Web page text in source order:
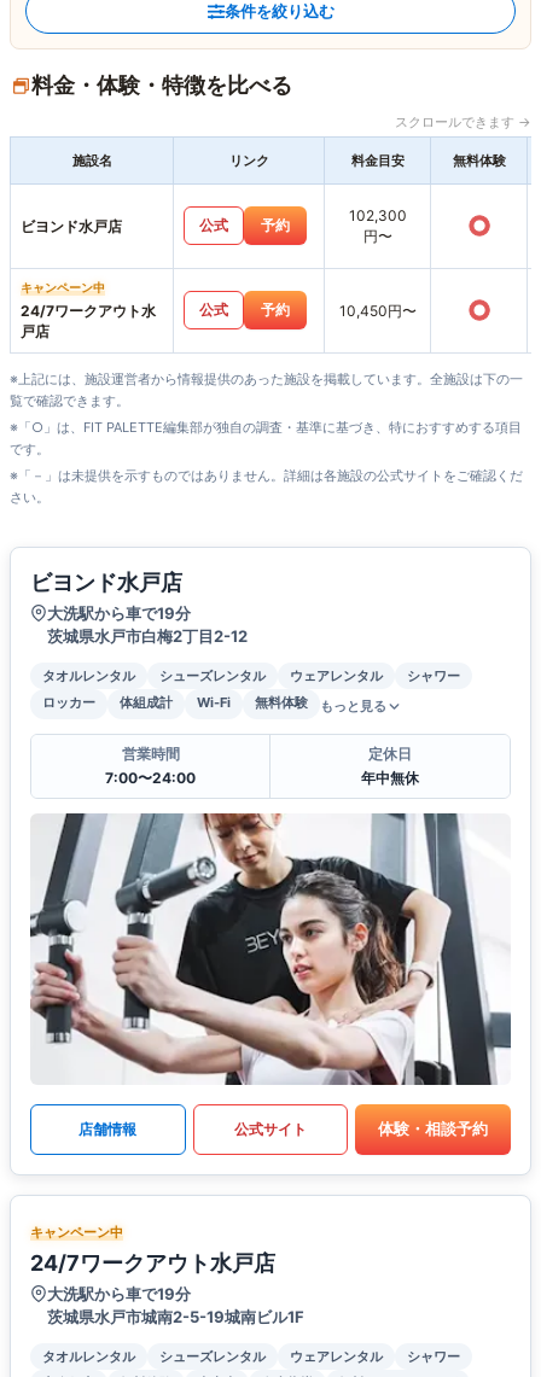
条件を絞り込む
料金・体験・特徴を比べる
スクロールできます →
施設名 リンク 料金目安 無料体験
ビヨンド水戸店 公式 予約
102,300
円〜
○
キャンペーン中
24/7ワークアウト水
戸店
公式 予約 10,450円〜 ○
※上記には、施設運営者から情報提供のあった施設を掲載しています。全施設は下の一
覧で確認できます。
※「○」は、FIT PALETTE編集部が独自の調査・基準に基づき、特におすすめする項目
です。
※「－」は未提供を示すものではありません。詳細は各施設の公式サイトをご確認くだ
さい。
ビヨンド水戸店
大洗駅から車で19分
茨城県水戸市白梅2丁目2-12
タオルレンタル シューズレンタル ウェアレンタル
シャワー
ロッカー
体組成計 Wi-Fi 無料体験 もっと見る
営業時間
7:00〜24:00
定休日
年中無休
店舗情報 公式サイト 体験・相談予約
キャンペーン中
24/7ワークアウト水戸店
大洗駅から車で19分
茨城県水戸市城南2-5-19城南ビル1F
タオルレンタル シューズレンタル ウェアレンタル
シャワー